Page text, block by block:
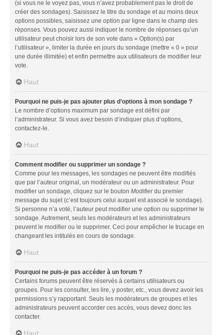
(si vous ne le voyez pas, vous n’avez probablement pas le droit de
créer des sondages). Saisissez le titre du sondage et au moins deux
options possibles, saisissez une option par ligne dans le champ des
réponses. Vous pouvez aussi indiquer le nombre de réponses qu’un
utilisateur peut choisir lors de son vote dans « Option(s) par
l’utilisateur », limiter la durée en jours du sondage (mettre « 0 » pour
une durée illimitée) et enfin permettre aux utilisateurs de modifier leur
vote.
Haut
Pourquoi ne puis-je pas ajouter plus d’options à mon sondage ?
Le nombre d’options maximum par sondage est défini par
l’administrateur. Si vous avez besoin d’indiquer plus d’options,
contactez-le.
Haut
Comment modifier ou supprimer un sondage ?
Comme pour les messages, les sondages ne peuvent être modifiés
que par l’auteur original, un modérateur ou un administrateur. Pour
modifier un sondage, cliquez sur le bouton Modifierdu premier
message du sujet (c’est toujours celui auquel est associé le sondage).
Si personne n’a voté, l’auteur peut modifier une option ou supprimer le
sondage. Autrement, seuls les modérateurs et les administrateurs
peuvent le modifier ou le supprimer. Ceci pour empêcher le trucage en
changeant les intitulés en cours de sondage.
Haut
Pourquoi ne puis-je pas accéder à un forum ?
Certains forums peuvent être réservés à certains utilisateurs ou
groupes. Pour les consulter, les lire, y poster, etc., vous devez avoir les
permissions s’y rapportant. Seuls les modérateurs de groupes et les
administrateurs peuvent accorder ces accès, vous devez donc les
contacter.
Haut